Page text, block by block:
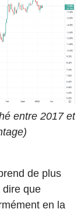
entre 2017 et
de plus
dire que
en la